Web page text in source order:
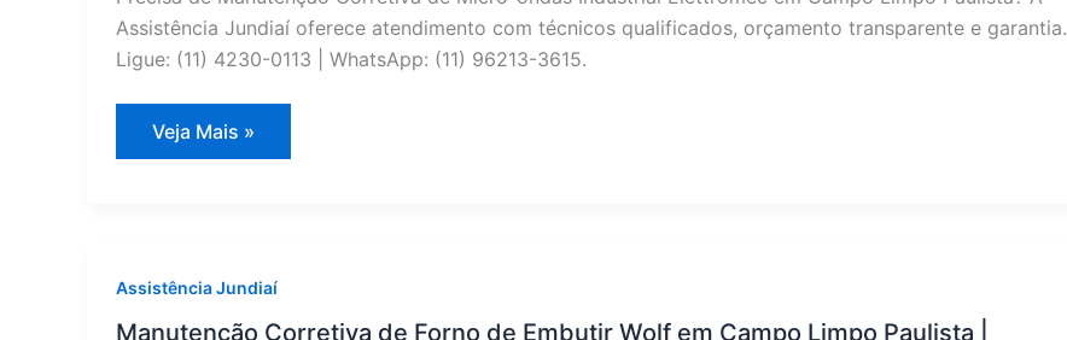
Assistência Jundiaí oferece atendimento com técnicos qualificados, orçamento transparente e garantia.
Ligue: (11) 4230-0113 | WhatsApp: (11) 96213-3615.
Micro-
ondas
Limpo
Manutenção
Veja Mais »
Assistência Jundiaí
Manutenção Corretiva de Forno de Embutir Wolf em Campo Limpo Paulista |